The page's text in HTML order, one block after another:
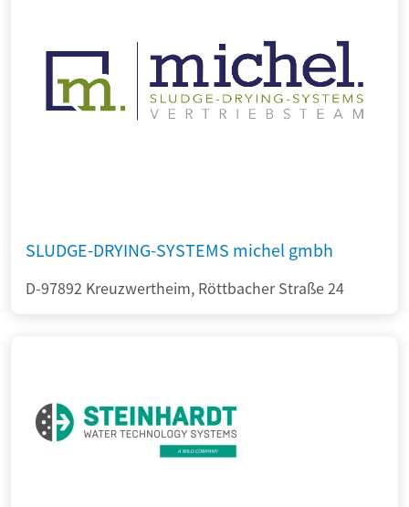
SLUDGE-DRYING-SYSTEMS michel gmbh
D-97892 Kreuzwertheim, Röttbacher Straße 24